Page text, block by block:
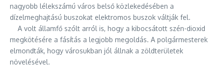
nagyobb lélekszámú város belső közlekedésében a
dízelmeghajtású buszokat elektromos buszok váltják fel.
A volt államfő szólt arról is, hogy a kibocsátott szén-dioxid
megkötésére a fásítás a legjobb megoldás. A polgármesterek
elmondták, hogy városukban jól állnak a zöldterületek
növelésével.